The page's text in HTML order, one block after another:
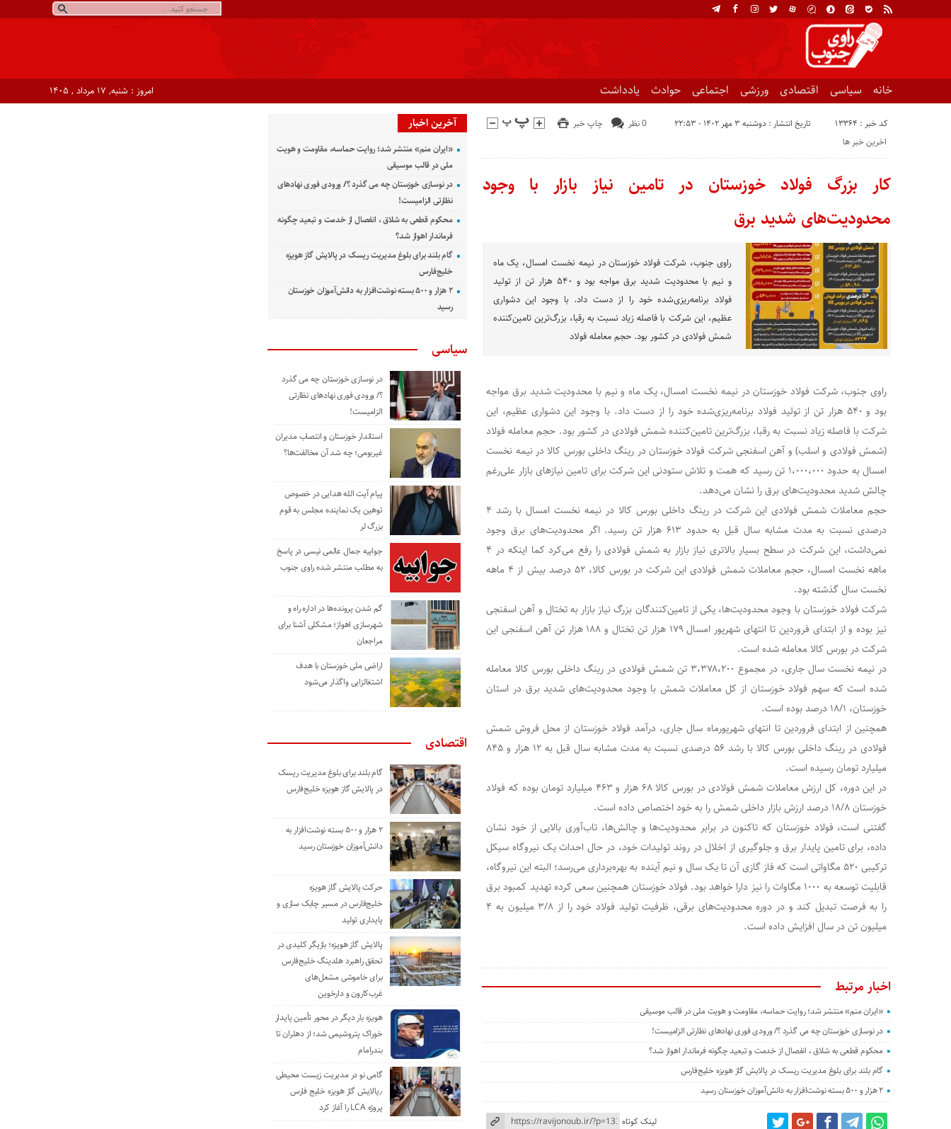
خانه سیاسی اقتصادی ورزشی اجتماعی حوادث یادداشت امروز : شنبه, ۱۷ مرداد , ۱۴۰۵
کد خبر : 13364 تاریخ انتشار : دوشنبه ۳ مهر ۱۴۰۲ - ۲۲:۵۳ چاپ خبر
0 نظر
اخرین خبر ها
کار بزرگ فولاد خوزستان در تامین نیاز بازار با وجود
محدودیت‌های شدید برق
راوی جنوب، شرکت فولاد خوزستان در نیمه نخست امسال، یک ماه
و نیم با محدودیت شدید برق مواجه بود و ۵۴۰ هزار تن از تولید
فولاد برنامه‌ریزی‌شده خود را از دست داد. با وجود این دشواری
عظیم، این شرکت با فاصله زیاد نسبت به رقبا، بزرگ‌ترین تامین‌کننده
شمش فولادی در کشور بود. حجم معامله فولاد
راوی جنوب، شرکت فولاد خوزستان در نیمه نخست امسال، یک ماه و نیم با محدودیت شدید برق مواجه
بود و ۵۴۰ هزار تن از تولید فولاد برنامه‌ریزی‌شده خود را از دست داد. با وجود این دشواری عظیم، این
شرکت با فاصله زیاد نسبت به رقبا، بزرگ‌ترین تامین‌کننده شمش فولادی در کشور بود. حجم معامله فولاد
(شمش فولادی و اسلب) و آهن اسفنجی شرکت فولاد خوزستان در رینگ داخلی بورس کالا در نیمه نخست
امسال به حدود ۱،۰۰۰،۰۰۰ تن رسید که همت و تلاش ستودنی‌ این شرکت برای تامین نیازهای بازار علی‌رغم
چالش شدید محدودیت‌های برق را نشان می‌دهد.
حجم معاملات شمش فولادی این شرکت در رینگ داخلی بورس کالا در نیمه نخست امسال با رشد ۴
درصدی نسبت به مدت مشابه سال قبل به حدود ۶۱۳ هزار تن رسید. اگر محدودیت‌های برق وجود
نمی‌داشت، این شرکت در سطح بسیار بالاتری نیاز بازار به شمش فولادی را رفع می‌کرد کما اینکه در ۴
ماهه نخست امسال، حجم معاملات شمش فولادی این شرکت در بورس کالا، ۵۲ درصد بیش از ۴ ماهه
نخست سال گذشته بود.
شرکت فولاد خوزستان‌ با وجود محدودیت‌ها، یکی از تامین‌کنندگان بزرگ نیاز بازار به تختال و آهن اسفنجی
نیز بوده و از ابتدای فروردین تا انتهای شهریور امسال ۱۷۹ هزار تن تختال و ۱۸۸ هزار تن آهن اسفنجی این
شرکت در بورس کالا معامله شده است.
در نیمه نخست سال جاری، در مجموع ۳،۳۷۸،۲۰۰ تن شمش فولادی در رینگ داخلی بورس کالا معامله
شده است که سهم فولاد خوزستان از کل معاملات شمش با وجود محدودیت‌های شدید برق در استان
خوزستان، ۱۸/۱ درصد بوده است.
همچنین از ابتدای فروردین تا انتهای شهریورماه سال جاری، درآمد فولاد خوزستان از محل فروش شمش
فولادی در رینگ داخلی بورس کالا با رشد ۵۶ درصدی نسبت به مدت مشابه سال قبل به ۱۲ هزار و ۸۴۵
میلیارد تومان رسیده است.
در این دوره، کل ارزش معاملات شمش فولادی در بورس کالا ۶۸ هزار و ۴۶۳ میلیارد تومان بوده که فولاد
خوزستان ۱۸/۸ درصد ارزش بازار داخلی شمش را به خود اختصاص داده است.
گفتنی است، فولاد خوزستان که تاکنون در برابر محدودیت‌ها و چالش‌ها، تاب‌آوری بالایی از خود نشان
داده، برای تامین پایدار برق و جلوگیری از اخلال در روند تولیدات خود، در حال احداث یک نیروگاه سیکل
ترکیبی ۵۲۰ مگاواتی است که فاز گازی آن تا یک سال و نیم آینده به بهره‌برداری می‌رسد؛ البته این نیروگاه،
قابلیت توسعه به ۱۰۰۰ مگاوات را نیز دارا خواهد بود. فولاد خوزستان همچنین سعی کرده تهدید کمبود برق
را به فرصت تبدیل کند و در دوره محدودیت‌های برقی، ظرفیت تولید فولاد خود را از ۳/۸ میلیون به ۴
میلیون تن در سال افزایش داده است.
اخبار مرتبط
«ایران منم» منتشر شد؛ روایت حماسه، مقاومت و هویت ملی در قالب موسیقی
در نوسازی خوزستان چه می گذرد ؟/ ورودی فوری نهادهای نظارتی الزامیست!
محکوم قطعی به شلاق ، انفصال از خدمت و تبعید چگونه فرماندار اهواز شد؟
گام بلند برای بلوغ مدیریت ریسک در پالایش گاز هویزه خلیج‌فارس
۲ هزار و ۵۰۰ بسته نوشت‌افزار به دانش‌آموزان خوزستان رسید
لینک کوتاه
آخرین اخبار
«ایران منم» منتشر شد؛ روایت حماسه، مقاومت و هویت
ملی در قالب موسیقی
در نوسازی خوزستان چه می گذرد ؟/ ورودی فوری نهادهای
نظارتی الزامیست!
محکوم قطعی به شلاق ، انفصال از خدمت و تبعید چگونه
فرماندار اهواز شد؟
گام بلند برای بلوغ مدیریت ریسک در پالایش گاز هویزه
خلیج‌فارس
۲ هزار و ۵۰۰ بسته نوشت‌افزار به دانش‌آموزان خوزستان
رسید
سیاسی
در نوسازی خوزستان چه می گذرد
؟/ ورودی فوری نهادهای نظارتی
الزامیست!
استاندار خوزستان و انتصاب مدیران
غیربومی؛ چه شد آن مخالفت‌ها؟
پیام آیت الله هدایی در خصوص
توهین یک نماینده مجلس به قوم
بزرگ لر
جوابیه جمال عالمی نیسی در پاسخ
به مطلب منتشر شده راوی جنوب
گم شدن پرونده‌ها در اداره راه و
شهرسازی اهواز؛ مشکلی آشنا برای
مراجعان
اراضی ملی خوزستان با هدف
اشتغالزایی واگذار می‌شود
اقتصادی
گام بلند برای بلوغ مدیریت ریسک
در پالایش گاز هویزه خلیج‌فارس
۲ هزار و ۵۰۰ بسته نوشت‌افزار به
دانش‌آموزان خوزستان رسید
حرکت پالایش گاز هویزه
خلیج‌فارس در مسیر چابک سازی و
پایداری تولید
پالایش گاز هویزه؛ بازیگر کلیدی در
تحقق راهبرد هلدینگ خلیج‌فارس
برای خاموشی مشعل‌های
غرب‌کارون و دارخوین
هویزه بار دیگر در محور تأمین پایدار
خوراک پتروشیمی شد؛ از دهلران تا
بندرامام
گامی نو در مدیریت زیست ‌محیطی
٫پالایش گاز هویزه خلیج ‌فارس
پروژه LCA را آغاز کرد